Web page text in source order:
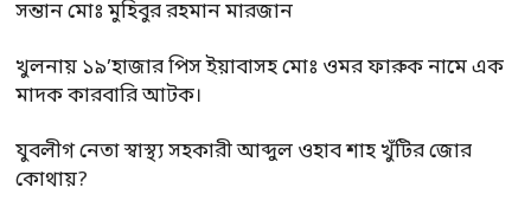
সন্তান মোঃ মুহিবুর রহমান মারজান
খুলনায় ১৯’হাজার পিস ইয়াবাসহ মোঃ ওমর ফারুক নামে এক
মাদক কারবারি আটক।
যুবলীগ নেতা স্বাস্থ্য সহকারী আব্দুল ওহাব শাহ খুঁটির জোর
কোথায়?